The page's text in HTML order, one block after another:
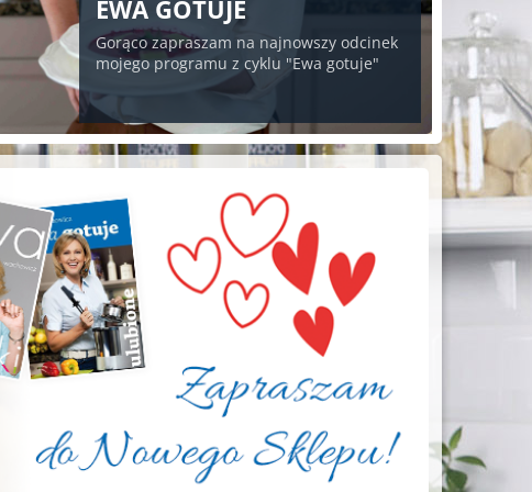
EWA GOTUJE
Gorąco zapraszam na najnowszy odcinek
mojego programu z cyklu "Ewa gotuje"